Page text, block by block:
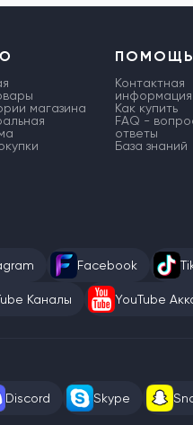
магазина
ПОМОЩЬ
Контактная
информация
Как купить
FAQ -
ответы
База знаний
Facebook
Каналы YouTube
Discord Skype